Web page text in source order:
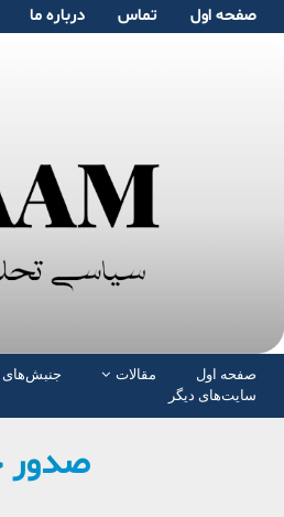
صفحە اول تماس دربارە ما
صفحە اول مقالات جنبش‌های
سایت‌های دیگر
صدور